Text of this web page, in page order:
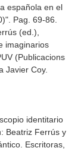
española en el
Pag. 69-86.
(ed.),
imaginarios
(Publicacions
Javier Coy.
identitario
Beatriz Ferrús y
Escritoras,